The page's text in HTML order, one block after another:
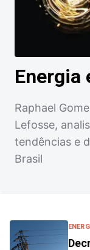
Energia
Raphael
Lefosse,
tendências e
Brasil